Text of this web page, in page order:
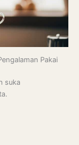
Pakai
suka